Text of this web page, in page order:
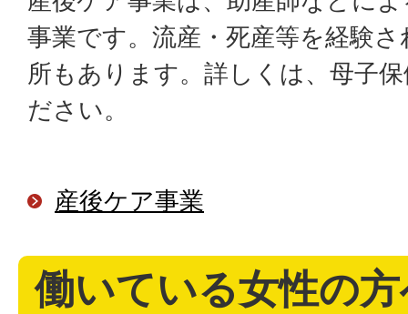
事業です。流産・死産等を経験
所もあります。詳しくは、母子
ださい。
産後ケア事業
働いている女性の